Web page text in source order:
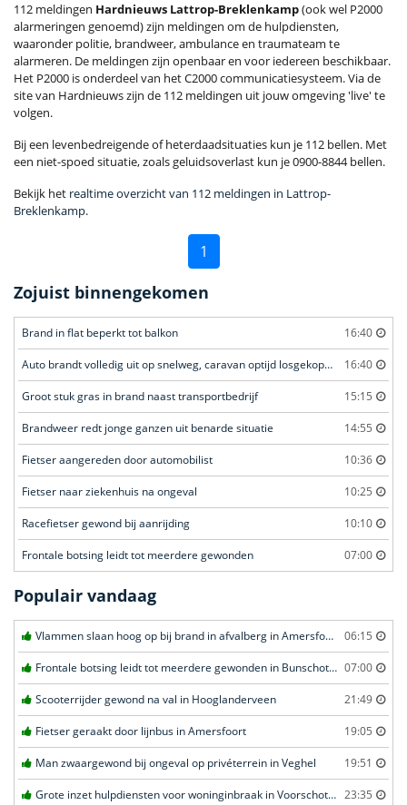
112 meldingen Hardnieuws Lattrop-Breklenkamp(ook wel P2000
alarmeringen genoemd) zijn meldingen om de hulpdiensten,
waaronder politie, brandweer, ambulance en traumateam te
alarmeren. De meldingen zijn openbaar en voor iedereen beschikbaar.
Het P2000 is onderdeel van het C2000 communicatiesysteem. Via de
site van Hardnieuws zijn de 112 meldingen uit jouw omgeving 'live' te
volgen.
Bij een levenbedreigende of heterdaadsituaties kun je 112 bellen. Met
een niet-spoed situatie, zoals geluidsoverlast kun je 0900-8844 bellen.
Bekijk het realtime overzicht van 112 meldingen in Lattrop-
Breklenkamp.
1
Zojuist binnengekomen
Brand in flat beperkt tot balkon 16:40
Auto brandt volledig uit op snelweg, caravan optijd losgekoppeld 16:40
Groot stuk gras in brand naast transportbedrijf 15:15
Brandweer redt jonge ganzen uit benarde situatie 14:55
Fietser aangereden door automobilist 10:36
Fietser naar ziekenhuis na ongeval 10:25
Racefietser gewond bij aanrijding 10:10
Frontale botsing leidt tot meerdere gewonden 07:00
Populair vandaag
Vlammen slaan hoog op bij brand in afvalberg in Amersfoort 06:15
Frontale botsing leidt tot meerdere gewonden in Bunschoten-Spakenburg 07:00
Scooterrijder gewond na val in Hooglanderveen 21:49
Fietser geraakt door lijnbus in Amersfoort 19:05
Man zwaargewond bij ongeval op privéterrein in Veghel 19:51
Grote inzet hulpdiensten voor woninginbraak in Voorschoten 23:35